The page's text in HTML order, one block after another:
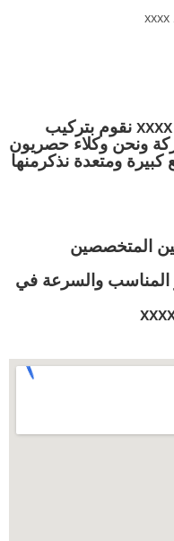
نحن شركة مصاعد تاسست عام xxxx نقوم بتركيب
ونحن وكلاء حصريون
المتخصصين
المناسب والسرعة في